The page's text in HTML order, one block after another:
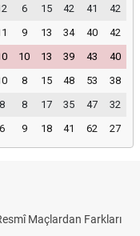
6 15 42 41
42
9 13 34 40
42
10 13 39 43
40
8 15 48 53
38
8 8 17 35 47
32
6 9 18 41 62 27
Maçlardan Farkları